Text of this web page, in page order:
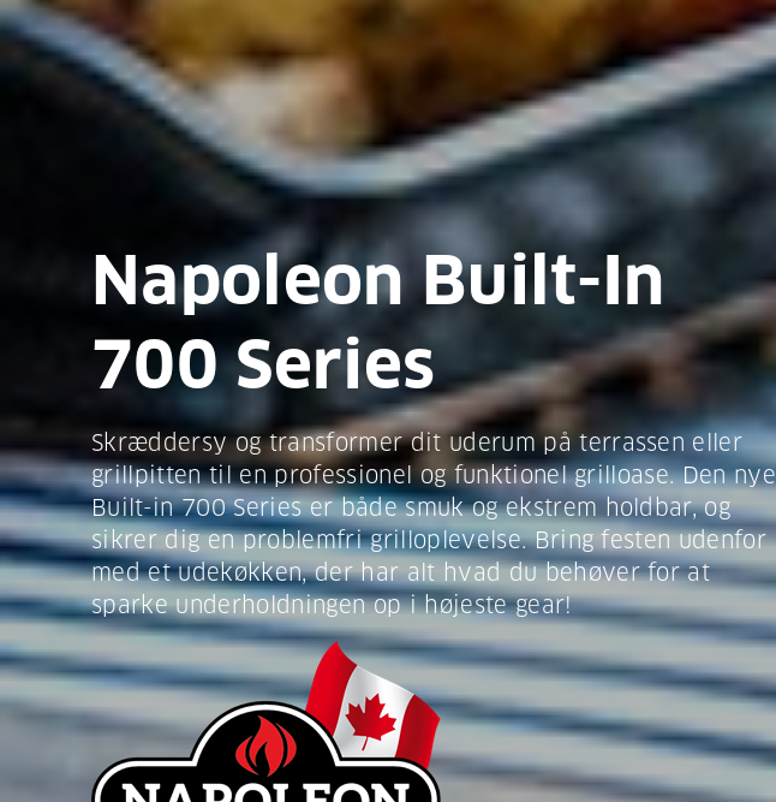
Napoleon Built-In
700 Series
Skræddersy og transformer dit uderum på terrassen eller
grillpitten til en professionel og funktionel grilloase. Den nye
Built-in 700 Series er både smuk og ekstrem holdbar, og
sikrer dig en problemfri grilloplevelse. Bring festen udenfor
med et udekøkken, der har alt hvad du behøver for at
sparke underholdningen op i højeste gear!